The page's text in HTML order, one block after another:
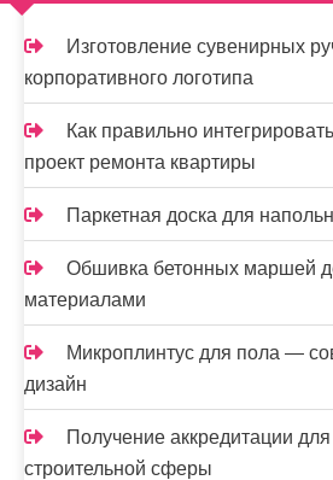
м
Изготовление сувенирных
корпоративного логотипа
Как правильно
проект ремонта квартиры
Паркетная доска для
Обшивка бетонных маршей
материалами
Микроплинтус для пола —
дизайн
Получение аккредитации для
строительной сферы